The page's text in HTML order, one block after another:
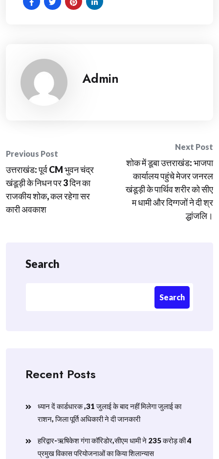
Admin
Post
navigation
Previous Post
उत्तराखंड: पूर्व CM भुवन चंद्र
खंडूड़ी के निधन पर 3 दिन का
राजकीय शोक, कल रहेगा सर
कारी अवकाश
Next Post
शोक में डूबा उत्तराखंड: भाजपा
कार्यालय पहुंचे मेजर जनरल
खंडूड़ी के पार्थिव शरीर को सीए
म धामी और दिग्गजों ने दी श्र
द्धांजलि।
Search
Search
Recent Posts
ध्यान दें कार्डधारक ,31 जुलाई के बाद नहीं मिलेगा जुलाई का
राशन, जिला पूर्ति अधिकारी ने दी जानकारी
हरिद्वार-ऋषिकेश गंगा कॉरिडोर,सीएम धामी ने 235 करोड़ की 4
प्रमुख विकास परियोजनाओं का किया शिलान्यास